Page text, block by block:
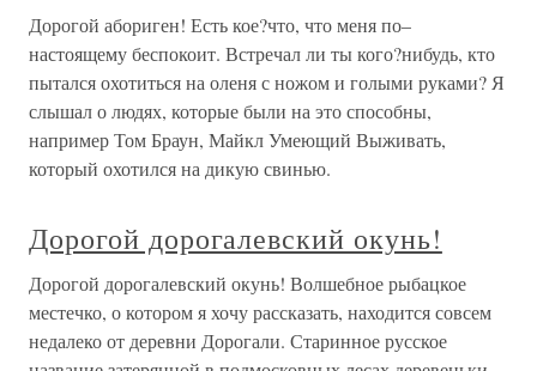
Дорогой абориген! Есть кое?что, что меня по–
настоящему беспокоит. Встречал ли ты кого?нибудь, кто
пытался охотиться на оленя с ножом и голыми руками? Я
слышал о людях, которые были на это способны,
например Том Браун, Майкл Умеющий Выживать,
который охотился на дикую свинью.
Дорогой дорогалевский окунь!
Дорогой дорогалевский окунь! Волшебное рыбацкое
местечко, о котором я хочу рассказать, находится совсем
недалеко от деревни Дорогали. Старинное русское